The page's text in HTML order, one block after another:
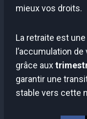
mieux vos droits.
La retraite est
l’accumulation
grâce aux
garantir une
stable vers cette